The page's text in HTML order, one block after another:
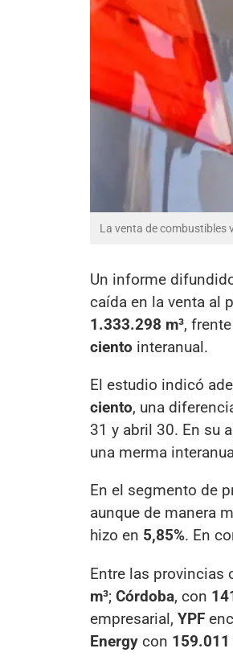
La venta de combustibles
Un informe
caída en la venta al
1.333.298 m³,
ciento interanual.
El estudio indicó
ciento, una
31 y abril 30. En su
una merma
En el segmento de
aunque de manera
hizo en 5,85%. En
Entre las provincias
m³; Córdoba, con
empresarial, YPF
Energy con 159.011